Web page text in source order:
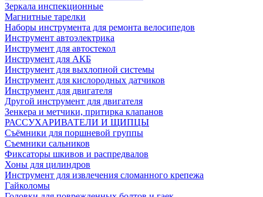
Зеркала инспекционные
Магнитные тарелки
Наборы инструмента для ремонта велосипедов
Инструмент автоэлектрика
Инструмент для автостекол
Инструмент для АКБ
Инструмент для выхлопной системы
Инструмент для кислородных датчиков
Инструмент для двигателя
Другой инструмент для двигателя
Зенкера и метчики, притирка клапанов
РАССУХАРИВАТЕЛИ И ЩИПЦЫ
Съёмники для поршневой группы
Съемники сальников
Фиксаторы шкивов и распредвалов
Хоны для цилиндров
Инструмент для извлечения сломанного крепежа
Гайколомы